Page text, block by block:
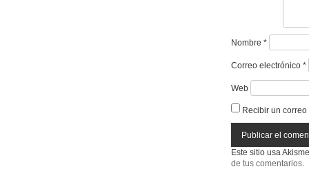
Nombre *
Correo electrónico *
Web
Recibir un
Este sitio usa
de tus comentarios.